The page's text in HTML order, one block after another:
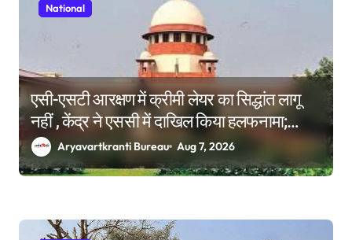
National
एसी-एसटी आरक्षण में क्रीमी लेयर का सिद्धांत लागू
नहीं , केंद्र ने एससी में दाखिल किया हलफनामा;
याचिकाएं खारिज करने की मांग
Aryavartkranti Bureau Aug 7, 2026